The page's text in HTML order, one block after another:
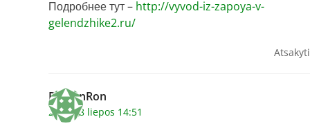
Подробнее тут – http://vyvod-iz-zapoya-v-
gelendzhike2.ru/
Atsakyti
RamonRon
2026 28 liepos 14:51